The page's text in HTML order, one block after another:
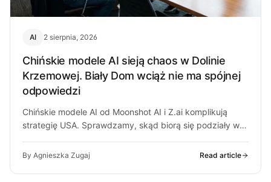
AI 2 sierpnia, 2026
Chińskie modele AI sieją chaos w Dolinie
Krzemowej. Biały Dom wciąż nie ma spójnej
odpowiedzi
Chińskie modele AI od Moonshot AI i Z.ai komplikują
strategię USA. Sprawdzamy, skąd biorą się podziały w
By Agnieszka Zugaj Read article